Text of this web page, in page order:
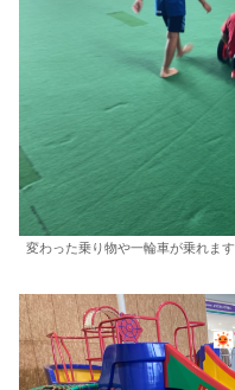
変わった乗り物や一輪車が乗れます